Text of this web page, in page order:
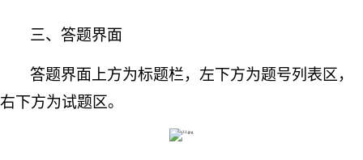
三、答题界面
答题界面上方为标题栏，左下方为题号列表区，
右下方为试题区。